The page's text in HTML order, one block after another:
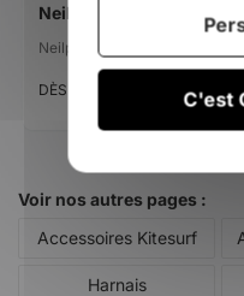
Neilpryde
DÈS
Voir nos autres pages :
Accessoires Kitesurf
Harnais
C'est